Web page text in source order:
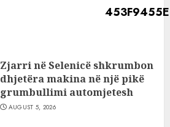
Zjarri në Selenicë shkrumbon
dhjetëra makina në një pikë
grumbullimi automjetesh
AUGUST 5, 2026